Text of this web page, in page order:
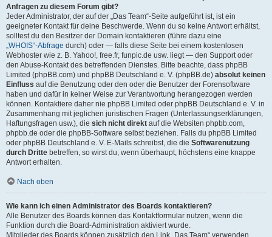
Anfragen zu diesem Forum gibt?
Jeder Administrator, der auf der „Das Team“-Seite aufgeführt ist, ist ein
geeigneter Kontakt für deine Beschwerde. Wenn du so keine Antwort erhältst,
solltest du den Besitzer der Domain kontaktieren (führe dazu eine
„WHOIS“-Abfrage durch) oder — falls diese Seite bei einem kostenlosen
Webhoster wie z. B. Yahoo!, free.fr, funpic.de usw. liegt — den Support oder
den Abuse-Kontakt des betreffenden Dienstes. Bitte beachte, dass phpBB
Limited (phpBB.com) und phpBB Deutschland e. V. (phpBB.de) absolut keinen
Einfluss auf die Benutzung oder den oder die Benutzer der Forensoftware
haben und dafür in keiner Weise zur Verantwortung herangezogen werden
können. Kontaktiere daher nie phpBB Limited oder phpBB Deutschland e. V. in
Zusammenhang mit jeglichen juristischen Fragen (Unterlassungserklärungen,
Haftungsfragen usw.), die sich nicht direkt auf die Websiten phpbb.com,
phpbb.de oder die phpBB-Software selbst beziehen. Falls du phpBB Limited
oder phpBB Deutschland e. V. E-Mails schreibst, die die Softwarenutzung
durch Dritte betreffen, so wirst du, wenn überhaupt, höchstens eine knappe
Antwort erhalten.
Nach oben
Wie kann ich einen Administrator des Boards kontaktieren?
Alle Benutzer des Boards können das Kontaktformular nutzen, wenn die
Funktion durch die Board-Administration aktiviert wurde.
Mitglieder des Boards können zusätzlich den Link „Das Team“ verwenden.